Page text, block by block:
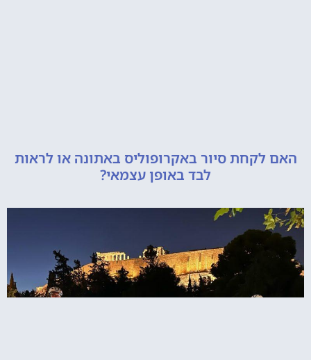
סיור באקרופוליס באתונה או לראות
לבד באופן עצמאי?